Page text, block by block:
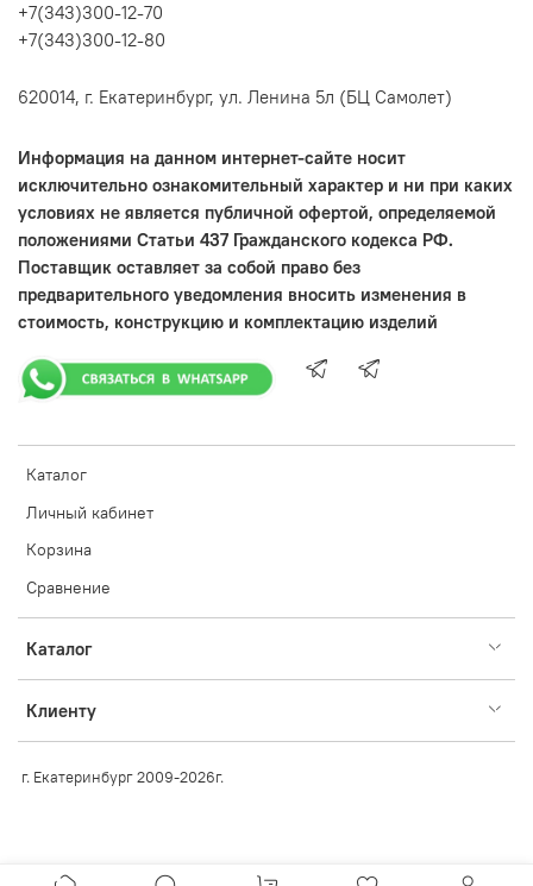
Каталог
Личный кабинет
Корзина
Сравнение
Каталог
Клиенту
+7(343)300-12-70
+7(343)300-12-80
620014, г. Екатеринбург, ул. Ленина 5л (БЦ Самолет)
Информация на данном интернет-сайте носит
исключительно ознакомительный характер и ни при каких
условиях не является публичной офертой, определяемой
положениями Статьи 437 Гражданского кодекса РФ.
Поставщик оставляет за собой право без
предварительного уведомления вносить изменения в
стоимость, конструкцию и комплектацию изделий
г. Екатеринбург 2009-2026г.